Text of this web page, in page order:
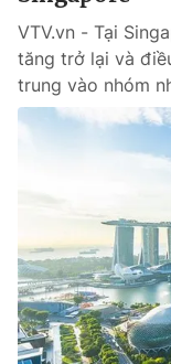
VTV.vn - Tại
tăng trở lại và
trung vào nhóm